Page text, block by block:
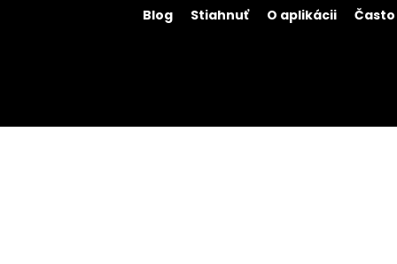
Blog Stiahnuť O aplikácii